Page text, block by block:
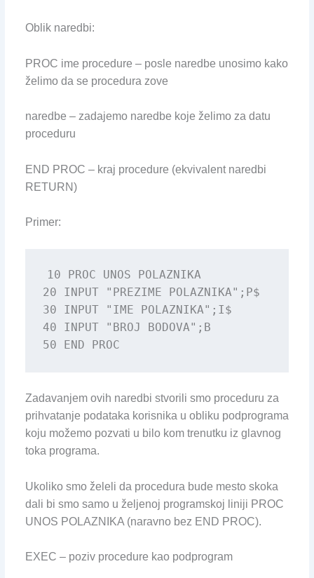
Oblik naredbi:
PROC ime procedure – posle naredbe unosimo kako
želimo da se procedura zove
naredbe – zadajemo naredbe koje želimo za datu
proceduru
END PROC – kraj procedure (ekvivalent naredbi
RETURN)
Primer:
10 PROC UNOS POLAZNIKA
20 INPUT "PREZIME POLAZNIKA";P$
30 INPUT "IME POLAZNIKA";I$
40 INPUT "BROJ BODOVA";B
50 END PROC
Zadavanjem ovih naredbi stvorili smo proceduru za
prihvatanje podataka korisnika u obliku podprograma
koju možemo pozvati u bilo kom trenutku iz glavnog
toka programa.
Ukoliko smo želeli da procedura bude mesto skoka
dali bi smo samo u željenoj programskoj liniji PROC
UNOS POLAZNIKA (naravno bez END PROC).
EXEC – poziv procedure kao podprogram